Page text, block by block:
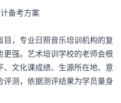
备考方案
，专业日照音乐培训机构的复
强。艺术培训学校的老师会根
文化课成绩、生源所在地、意
测，依据测评结果为学员量身